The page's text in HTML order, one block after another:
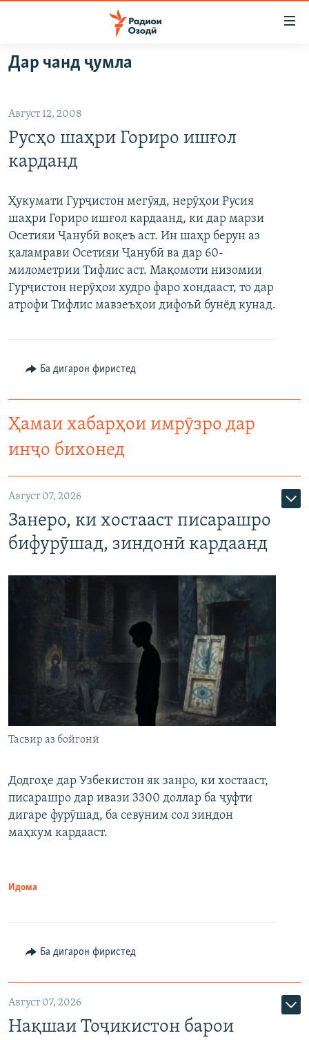
Ҷаҳиш
ба
аслӣ
Ҷаҳиш
ба
феҳристи
Ҷаҳиш
ҷустор
ГӮШАҲО
ҶОМЕА
ҚАЗИЯИ "КРОКУС"
ОСИЁИ МАРКАЗӢ
ФАРҲАНГ
МЕҲМОНИ ОЗОДӢ
ВАРЗИШ
РӮЗГОРИ МУҲОҶИР
САЛОМ, ХОҲАР
ТАҲҚИҚОТ
ҶАНГ ДАР УКРАИНА
НАЗАРИ МАРДУМ
БЛОГИСТОН
ОЗОДӢ ОНЛАЙН
ЧАНДРАСОНАӢ
ВИДЕО
НИГОРИСТОН
РӮЙХАТҲО
КИТОБҲОИ ОЗОДӢ
ПАЙГИРӢ КУНЕД
Дар чанд ҷумла
Август 12, 2008
Русҳо шаҳри Гориро ишғол
карданд
Ҳукумати Гурҷистон мегӯяд, нерӯҳои Русия
шаҳри Гориро ишғол кардаанд, ки дар марзи
Осетияи Ҷанубӣ воқеъ аст. Ин шаҳр берун аз
қаламрави Осетияи Ҷанубӣ ва дар 60-
милометрии Тифлис аст. Мақомоти низомии
Гурҷистон нерӯҳои худро фаро хондааст, то дар
атрофи Тифлис мавзеъҳои дифоъӣ бунёд кунад.
Ба дигарон фиристед
Ҳамаи хабарҳои имрӯзро дар
инҷо бихонед
Август 07, 2026
Занеро, ки хостааст писарашро
бифурӯшад, зиндонӣ кардаанд
Тасвир аз бойгонӣ
Додгоҳе дар Узбекистон як занро, ки хостааст,
писарашро дар ивази 3300 доллар ба ҷуфти
дигаре фурӯшад, ба севуним сол зиндон
маҳкум кардааст.
Идома
Ба дигарон фиристед
Август 07, 2026
Нақшаи Тоҷикистон барои